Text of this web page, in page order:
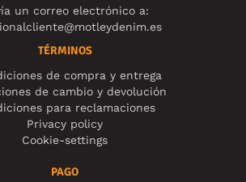
un correo electrónico a:
TÉRMINOS
de compra y entrega
de cambio y devolución
para reclamaciones
Privacy policy
Cookie-settings
PAGO